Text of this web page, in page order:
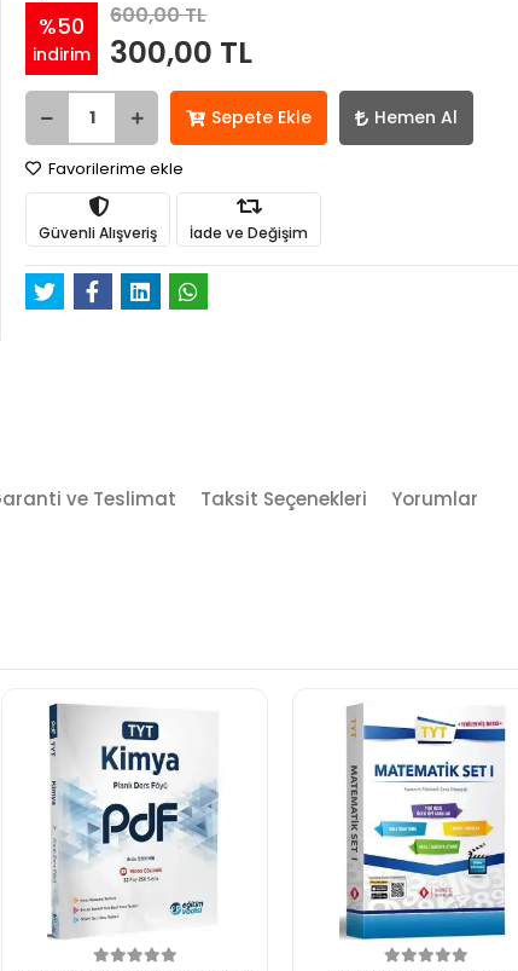
%50
indirim
600,00 TL
300,00 TL
Sepete Ekle Hemen Al
Favorilerime ekle
Güvenli Alışveriş İade ve Değişim
ve Teslimat Taksit Seçenekleri Yorumlar